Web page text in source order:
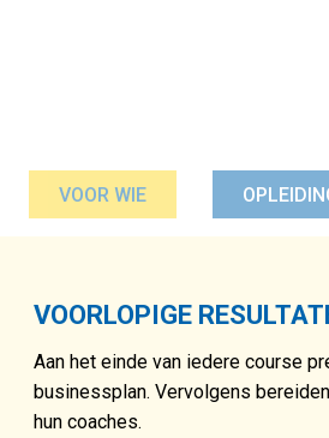
VOOR WIE
VOORLOPIGE
Aan het einde van iedere course
businessplan. Vervolgens
hun coaches.